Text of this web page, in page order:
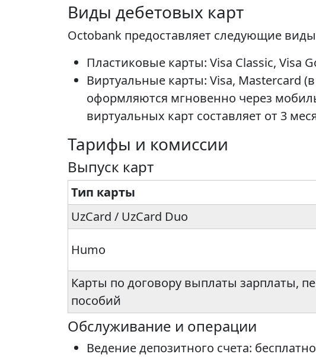
Виды дебетовых карт
Octobank предоставляет следующие
Пластиковые карты: Visa Classic, Visa
Виртуальные карты: Visa, Mastercard
оформляются мгновенно через
виртуальных карт составляет от 3
Тарифы и комиссии
Выпуск карт
Тип карты
UzCard / UzCard Duo
Humo
Карты по договору выплаты зарплаты,
пособий
Обслуживание и операции
Ведение депозитного счета: